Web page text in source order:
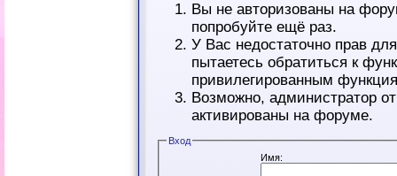
Вы не авторизованы на
попробуйте ещё раз.
У Вас недостаточно прав
пытаетесь обратиться к
привилегированным
Возможно, администратор
активированы на форуме.
Вход
Имя: